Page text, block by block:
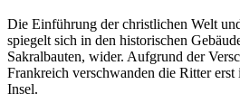
Die Einführung der christlichen Welt
spiegelt sich in den historischen
Sakralbauten, wider. Aufgrund der
Frankreich verschwanden die Ritter
Insel.